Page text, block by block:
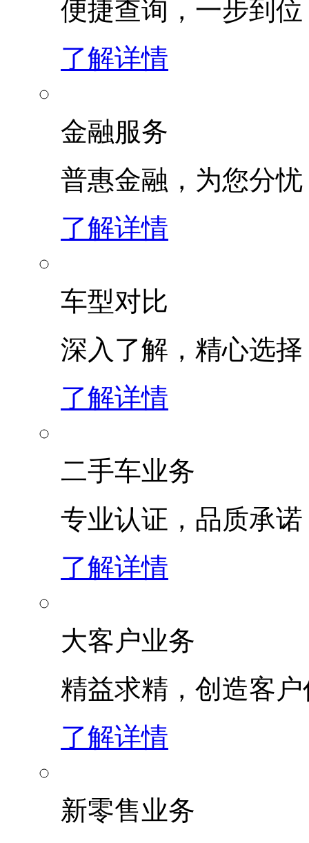
便捷查询，一步到位
了解详情
金融服务
普惠金融，为您分忧
了解详情
车型对比
深入了解，精心选择
了解详情
二手车业务
专业认证，品质承诺
了解详情
大客户业务
精益求精，创造客
了解详情
新零售业务